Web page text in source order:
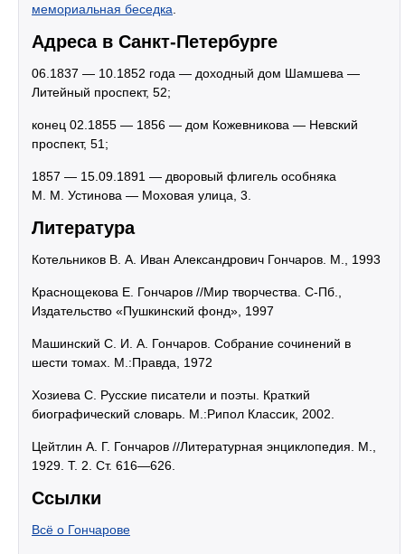
мемориальная беседка
Адреса в Санкт-Петербурге
06.1837 — 10.1852 года — доходный дом Шамшева —
Литейный проспект, 52;
конец 02.1855 — 1856 — дом Кожевникова — Невский
проспект, 51;
1857 — 15.09.1891 — дворовый флигель особняка
М. М. Устинова — Моховая улица, 3.
Литература
Котельников В. А. Иван Александрович Гончаров. М., 1993
Краснощекова Е. Гончаров //Мир творчества. С-Пб.,
Издательство «Пушкинский фонд», 1997
Машинский С. И. А. Гончаров. Собрание сочинений в
шести томах. М.:Правда, 1972
Хозиева С. Русские писатели и поэты. Краткий
биографический словарь. М.:Рипол Классик, 2002.
Цейтлин А. Г. Гончаров //Литературная энциклопедия. М.,
1929. Т. 2. Ст. 616—626.
Ссылки
Всё о Гончарове